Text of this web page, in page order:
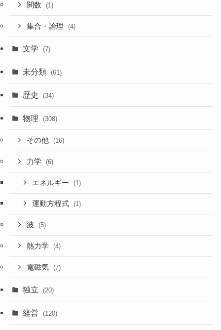
関数 (1)
集合・論理 (4)
文学 (7)
未分類 (61)
歴史 (34)
物理 (308)
その他 (16)
力学 (6)
エネルギー (1)
運動方程式 (1)
波 (5)
熱力学 (4)
電磁気 (7)
独立 (20)
経営 (120)